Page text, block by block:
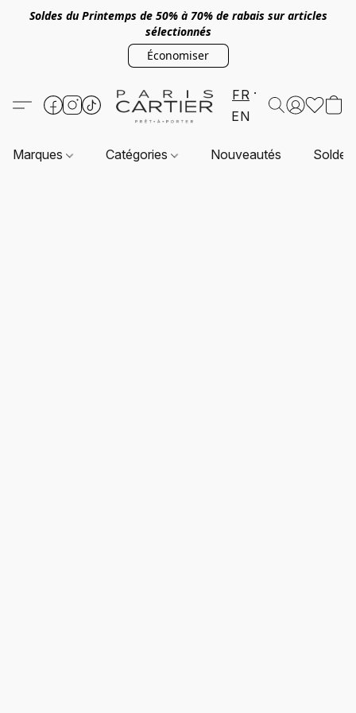
Soldes du Printemps de 50% à 70% de rabais sur articles
sélectionnés
Économiser
FR
EN
Marques Catégories Nouveautés Soldes